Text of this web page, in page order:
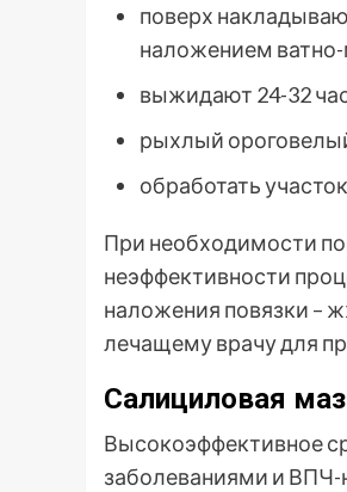
поверх
наложением ватно-
выжидают 24-32
рыхлый
обработать
При необходимости
неэффективности
наложения повязки –
лечащему врачу для
Салициловая
Высокоэффективное
заболеваниями и ВПЧ-